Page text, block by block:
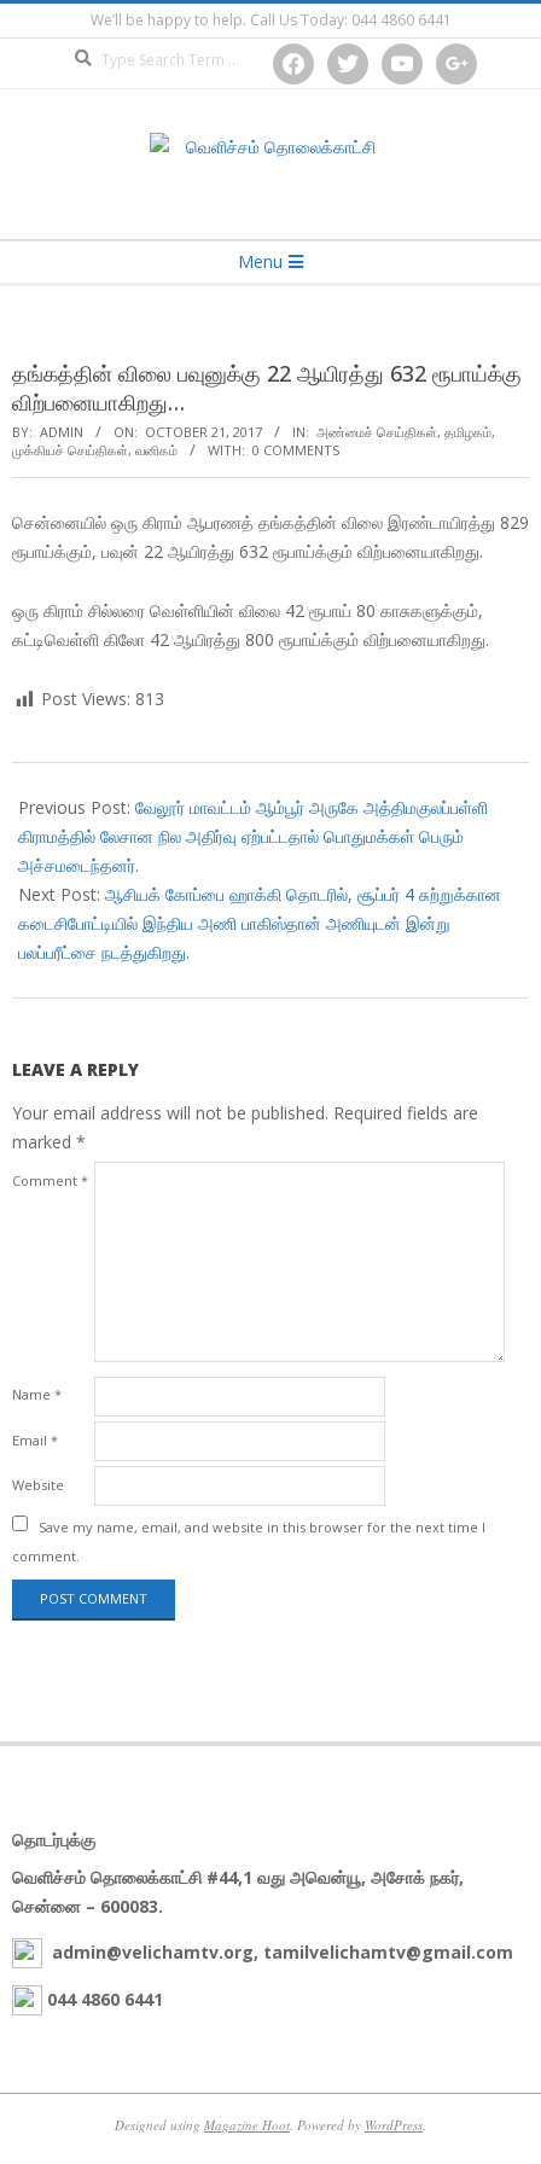
to
We’ll be happy to help. Call Us Today: 044 4860 6441
facebooktwitter youtube google
Menu
தங்கத்தின் விலை பவுனுக்கு 22 ஆயிரத்து 632 ரூபாய்க்கு
விற்பனையாகிறது…
BY: ADMIN ON: OCTOBER 21, 2017 IN: அண்மைச் செய்திகள், தமிழகம்,
முக்கியச் செய்திகள், வனிகம் WITH: 0 COMMENTS
சென்னையில் ஒரு கிராம் ஆபரணத் தங்கத்தின் விலை இரண்டாயிரத்து 829
ரூபாய்க்கும், பவுன் 22 ஆயிரத்து 632 ரூபாய்க்கும் விற்பனையாகிறது.
ஒரு கிராம் சில்லரை வெள்ளியின் விலை 42 ரூபாய் 80 காசுகளுக்கும்,
கட்டிவெள்ளி கிலோ 42 ஆயிரத்து 800 ரூபாய்க்கும் விற்பனையாகிறது.
Post Views: 813
10-
21
Previous Post: வேலூர் மாவட்டம் ஆம்பூர் அருகே அத்திமகுலப்பள்ளி
கிராமத்தில் லேசான நில அதிர்வு ஏற்பட்டதால் பொதுமக்கள் பெரும்
அச்சமடைந்தனர்.
Next Post: ஆசியக் கோப்பை ஹாக்கி தொடரில், சூப்பர் 4 சுற்றுக்கான
கடைசிபோட்டியில் இந்திய அணி பாகிஸ்தான் அணியுடன் இன்று
பலப்பரீட்சை நடத்துகிறது.
LEAVE A REPLY
Your email address will not be published. Required fields are
marked *
Comment *
Name *
Email *
Website
Save my name, email, and website in this browser for the next time I
comment.
தொடர்புக்கு
வெளிச்சம் தொலைக்காட்சி #44,1 வது அவென்யூ, அசோக் நகர்,
சென்னை – 600083.
admin@velichamtv.org, tamilvelichamtv@gmail.com
044 4860 6441
Designed using Magazine Hoot. Powered by WordPress.